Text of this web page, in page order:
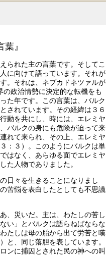
』
られた主の言葉です。そしてこ
に向けて語っています。それが
。それは、ネブカドネツァルが
政治情勢に決定的な転機をも
た年です。この言葉は、バルク
されています。その経緯は３６
動を共にし、時には、エレミヤ
バルクの身にも危険が迫って来
れて来られ、その上、エレミヤ
：３）。このようにバルクは単
はなく、あらゆる面でエレミヤ
た人物でありました。
日々を生きることになりまし
苦悩を表白したとしても不思議
、災いだ。主は、わたしの苦し
い」とバルクは語らねばならな
たしは母の胎から出て労苦と嘆
と、同じ落胆を表しています。
ンに捕囚とされた民の神への叫